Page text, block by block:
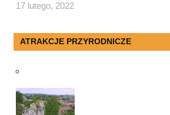
17 lutego, 2022
ATRAKCJE PRZYRODNICZE